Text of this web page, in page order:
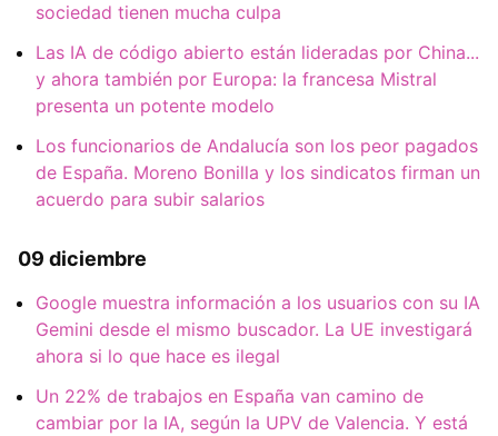
sociedad tienen mucha culpa
Las IA de código abierto están lideradas por China...
y ahora también por Europa: la francesa Mistral
presenta un potente modelo
Los funcionarios de Andalucía son los peor pagados
de España. Moreno Bonilla y los sindicatos firman un
acuerdo para subir salarios
09 diciembre
Google muestra información a los usuarios con su IA
Gemini desde el mismo buscador. La UE investigará
ahora si lo que hace es ilegal
Un 22% de trabajos en España van camino de
cambiar por la IA, según la UPV de Valencia. Y está